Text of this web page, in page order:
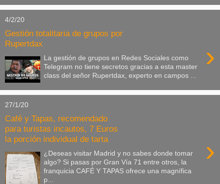
4/2/20
Gestión totalitaria de grupos por
Rupertdax
›
La gestión de grupos en Redes Sociales como
Telegram no tiene secretos gracias a esta master
class del señor Rupertdax, experto en campos ...
27/1/20
Café y Tapas, recomendado
para turistas incautos, 7 Euros
la porción individual de tarta
›
¿Deseas visitar Madrid y no sabes donde tomar
algo? Si pasas por Gran Vía 71 entre otros, la
franquicia CAFÉ Y TAPAS ofrece una magnífica
p...